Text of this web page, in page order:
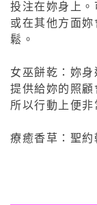
投注在妳身上。
或在其他方面
鬆。
女巫餅乾：妳
提供給妳的照顧
所以行動上便非
療癒香草：聖約